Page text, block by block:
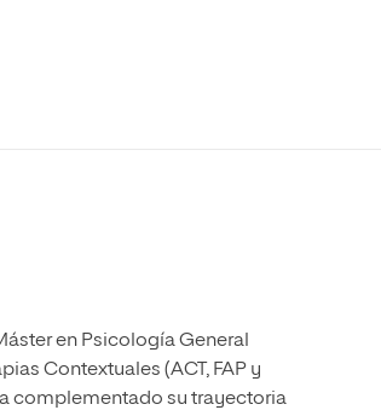
en Psicología General
Contextuales (ACT, FAP y
complementado su trayectoria